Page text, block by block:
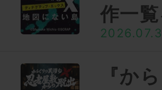
作一
『か